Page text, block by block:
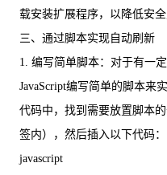
载安装扩展程序，以降低安全
三、通过脚本实现自动刷新
1. 编写简单脚本：对于有一
JavaScript编写简单的脚本来
代码中，找到需要放置脚本
签内），然后插入以下代码：
javascript